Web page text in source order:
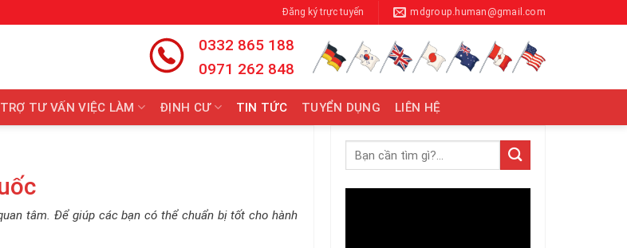
Đăng ký trực tuyến mdgroup.human@gmail.com
0332 865 188
0971 262 848
TƯ VẤN VIỆC LÀM ĐỊNH CƯ TIN TỨC TUYỂN DỤNG LIÊN HỆ
tâm. Để giúp các bạn có thể chuẩn bị tốt cho hành